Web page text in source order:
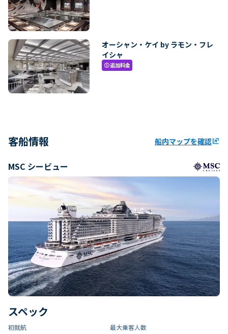
オーシャン・ケイ by ラモン・フレ
イシャ
paid追加料金
客船情報 船内マップを確認ungroup
MSC シービュー
スペック
初就航 最大乗客人数